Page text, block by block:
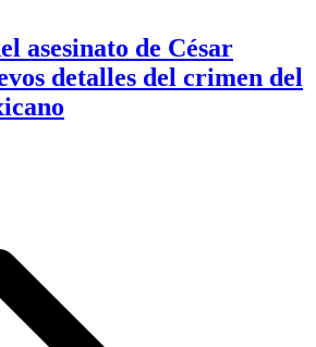
asesinato de César
detalles del crimen del